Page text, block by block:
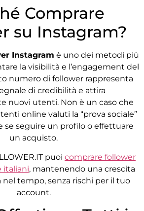
Comprare
su Instagram?
Instagram è uno dei metodi più
la visibilità e l’engagement del
numero di follower rappresenta
di credibilità e attira
nuovi utenti. Non è un caso che
online valuti la “prova sociale”
se seguire un profilo o effettuare
un acquisto.
puoi comprare follower
italiani, mantenendo una crescita
nel tempo, senza rischi per il tuo
account.